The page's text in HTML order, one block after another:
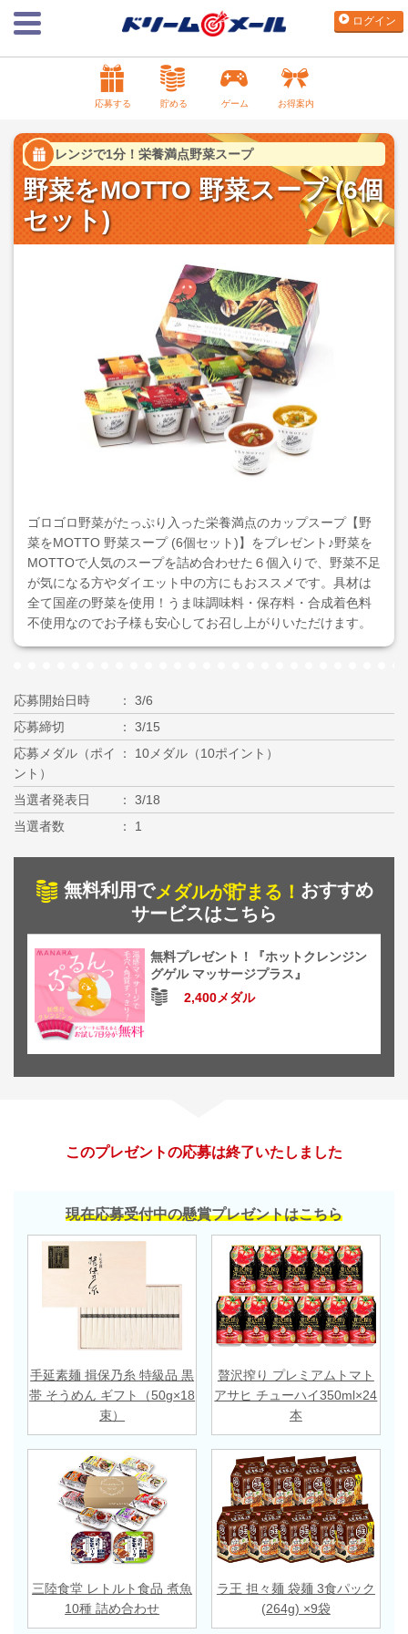
ログイン
応募する 貯める ゲーム お得案内
レンジで1分！栄養満点野菜スープ
野菜をMOTTO 野菜スープ (6個
セット)
ゴロゴロ野菜がたっぷり入った栄養満点のカップスープ【野
菜をMOTTO 野菜スープ (6個セット)】をプレゼント♪野菜を
MOTTOで人気のスープを詰め合わせた６個入りで、野菜不足
が気になる方やダイエット中の方にもおススメです。具材は
全て国産の野菜を使用！うま味調味料・保存料・合成着色料
不使用なのでお子様も安心してお召し上がりいただけます。
応募開始日時
3/6
応募締切
3/15
応募メダル（ポイ
ント）
10メダル（10ポイント）
当選者発表日
3/18
当選者数
1
無料利用でメダルが貯まる！ おすすめ
サービスはこちら
無料プレゼント！『ホットクレンジン
グゲル マッサージプラス』
2,400メダル
このプレゼントの応募は終了いたしました
現在応募受付中の懸賞プレゼントはこちら
手延素麺 揖保乃糸 特級品 黒
帯 そうめん ギフト（50g×18
束）
贅沢搾り プレミアムトマト
アサヒ チューハイ350ml×24
本
三陸食堂 レトルト食品 煮魚
10種 詰め合わせ
ラ王 担々麺 袋麺 3食パック
(264g) ×9袋